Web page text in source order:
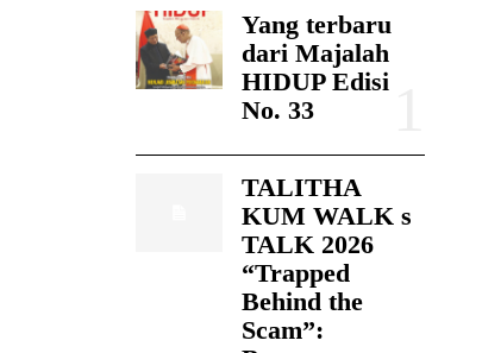
Yang terbaru
dari Majalah
HIDUP Edisi
No. 33
TALITHA
KUM WALK s
TALK 2026
“Trapped
Behind the
Scam”: